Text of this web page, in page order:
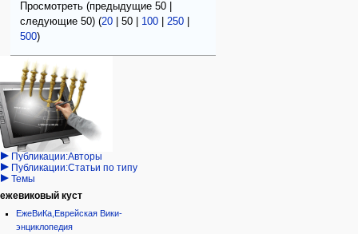
Просмотреть (предыдущие 50
следующие 50) (20 |50 100 |250
500)
Навигация
персональные инструменты
войти
запрос
учётной
записи
категории
Израиль:Страна и
государство
Иудаизм
Народ
Проекты
Проекты/Участники/
дополнения
Публикации:Авторы
Публикации:Статьи по типу
Темы
ежевиковый куст
ЕжеВиКа,Еврейская Вики-
энциклопедия